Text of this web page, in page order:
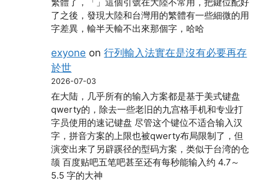
了之後，發現大陸和台灣用的繁體有一些細微的用
字差異，輸半天輸不出來那個字，哈哈
exyone on行列輸入法實在是沒有必要再存
於世
2026-07-03
在大陆，几乎所有的输入方案都是基于美式键盘
qwerty的，除去一些老旧的九宫格手机和专业打
字员使用的速记键盘 尽管这个键位不适合输入汉
字，拼音方案的上限也被qwerty布局限制了，但
演变出来了另辟蹊径的型码方案，类似于台湾的仓
颉 百度贴吧五笔吧甚至还有每秒能输入约 4.7～
5.5 字的大神